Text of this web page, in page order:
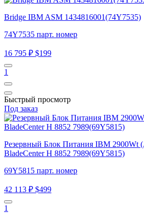
Bridge IBM ASM 1434816001(74Y7535)
74Y7535 парт. номер
16 795 ₽ $199
1
Быстрый просмотр
Под заказ
Резервный Блок Питания IBM 2900Wt
BladeCenter H 8852 7989(69Y5815)
69Y5815 парт. номер
42 113 ₽ $499
1